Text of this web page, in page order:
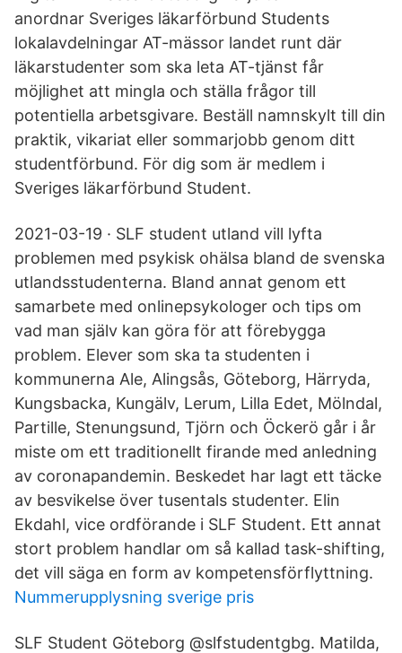
anordnar Sveriges läkarförbund Students
lokalavdelningar AT-mässor landet runt där
läkarstudenter som ska leta AT-tjänst får
möjlighet att mingla och ställa frågor till
potentiella arbetsgivare. Beställ namnskylt till din
praktik, vikariat eller sommarjobb genom ditt
studentförbund. För dig som är medlem i
Sveriges läkarförbund Student.
2021-03-19 · SLF student utland vill lyfta
problemen med psykisk ohälsa bland de svenska
utlandsstudenterna. Bland annat genom ett
samarbete med onlinepsykologer och tips om
vad man själv kan göra för att förebygga
problem. Elever som ska ta studenten i
kommunerna Ale, Alingsås, Göteborg, Härryda,
Kungsbacka, Kungälv, Lerum, Lilla Edet, Mölndal,
Partille, Stenungsund, Tjörn och Öckerö går i år
miste om ett traditionellt firande med anledning
av coronapandemin. Beskedet har lagt ett täcke
av besvikelse över tusentals studenter. Elin
Ekdahl, vice ordförande i SLF Student. Ett annat
stort problem handlar om så kallad task-shifting,
det vill säga en form av kompetensförflyttning.
Nummerupplysning sverige pris
SLF Student Göteborg @slfstudentgbg. Matilda,